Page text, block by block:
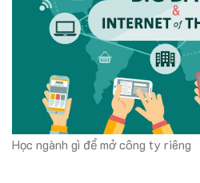
Học ngành gì để mở công ty riêng